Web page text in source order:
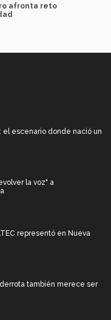
afronta reto
el escenario donde nació un
la voz" a
representó en Nueva
también merece ser